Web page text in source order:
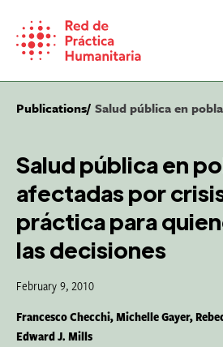
content
Publications Salud pública en
Salud pública en
afectadas por
práctica para
las decisiones
February 9, 2010
Francesco Checchi, Michelle Gayer,
Edward J. Mills